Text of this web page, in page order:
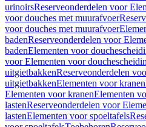
urinoirsReserveonderdelen voor
voor douches met muurafvoer
voor douches met muurafvoer
badenReserveonderdelen voor
badenElementen voor
voor Elementen voor
uitgietbakkenReserveonderdelen
uitgietbakkenElementen voor kranen
Elementen voor kranenElementen
lastenReserveonderdelen voor
lastenElementen voor spoeltafels